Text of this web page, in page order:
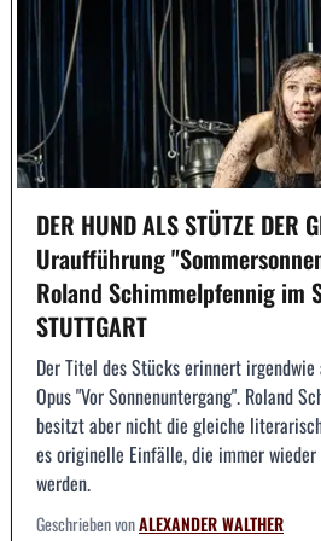
DER HUND ALS STÜTZE DER
Uraufführung
Roland Schimmelpfennig im
STUTTGART
Der Titel des Stücks erinnert irgendwie
Opus "Vor Sonnenuntergang". Roland
besitzt aber nicht die gleiche
es originelle Einfälle, die immer
werden.
Geschrieben vonALEXANDER WALTHER